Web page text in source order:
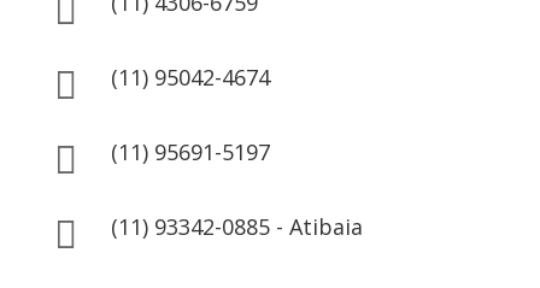

 (11) 95042-4674
 (11) 95691-5197
 (11) 93342-0885 - Atibaia